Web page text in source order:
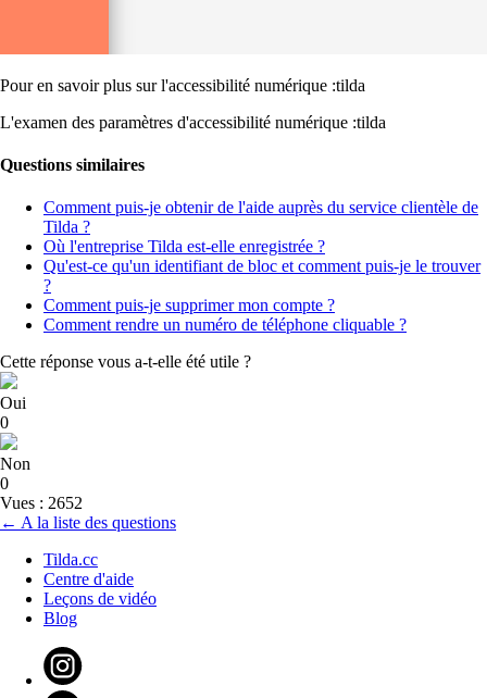
Pour en savoir plus sur l'accessibilité numérique :tilda
L'examen des paramètres d'accessibilité numérique :tilda
Questions similaires
Comment puis-je obtenir de l'aide auprès du service clientèle de
Tilda ?
Où l'entreprise Tilda est-elle enregistrée ?
Qu'est-ce qu'un identifiant de bloc et comment puis-je le trouver
?
Comment puis-je supprimer mon compte ?
Comment rendre un numéro de téléphone cliquable ?
Cette réponse vous a-t-elle été utile ?
Oui
0
Non
0
Vues : 2652
← A la liste des questions
Tilda.cc
Centre d'aide
Leçons de vidéo
Blog